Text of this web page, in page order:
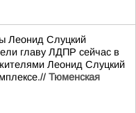
Леонид Слуцкий
главу ЛДПР сейчас в
Леонид Слуцкий
Тюменская